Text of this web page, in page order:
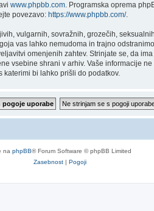
www.phpbb.com. Programska oprema
povezavo: https://www.phpbb.com/.
vulgarnih, sovražnih, grozečih,
vas lahko nemudoma in trajno
omenjenih zahtev. Strinjate se, da
vsebine shrani v arhiv. Vaše informacije
katerimi bi lahko prišli do podatkov.
na phpBB® Forum Software © phpBB Limited
Zasebnost| Pogoji